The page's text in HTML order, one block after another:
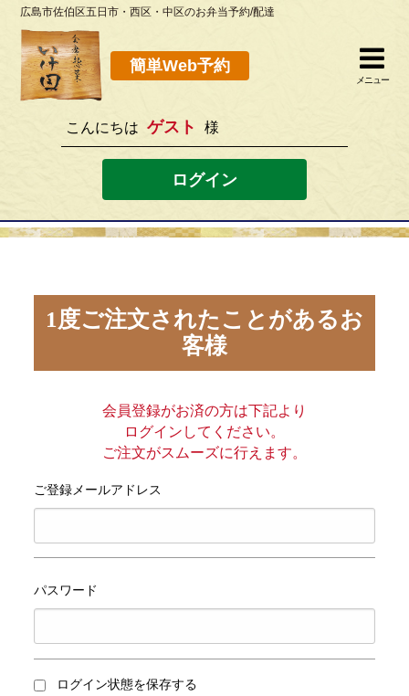
閉じる
082-923-8298
[営業時間]10：30~19：00 [定休日]水曜
このサイトの使い方
プライバシーポリシー
サイトマップ
広島市佐伯区五日市・西区・中区のお弁当予約/配達
簡単Web予約
メニュー
こんにちは ゲスト 様
ログイン
1度ご注文されたことがあるお
客様
会員登録がお済の方は下記より
ログインしてください。
ご注文がスムーズに行えます。
ご登録メールアドレス
パスワード
ログイン状態を保存する